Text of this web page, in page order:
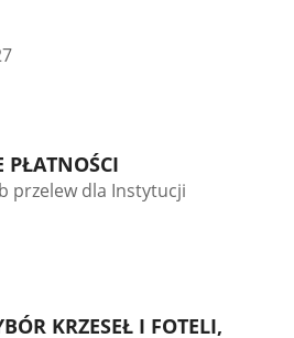
PŁATNOŚCI
przelew dla Instytucji
KRZESEŁ I FOTELI,